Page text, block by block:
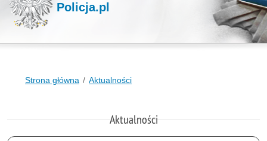
Policja.pl
Strona główna Aktualności
Aktualności